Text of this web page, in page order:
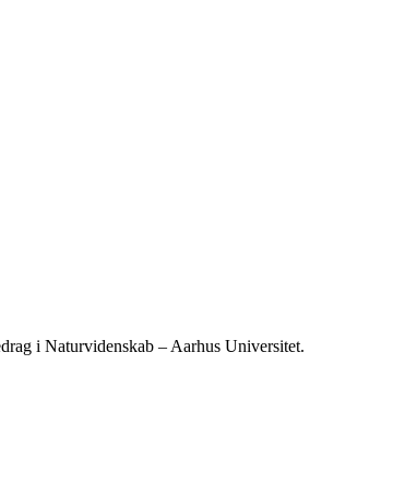
i Naturvidenskab – Aarhus Universitet.